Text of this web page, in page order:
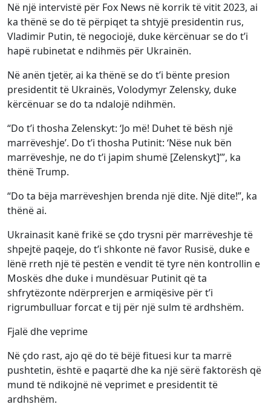
Në një intervistë për Fox News në korrik të vitit 2023, ai
ka thënë se do të përpiqet ta shtyjë presidentin rus,
Vladimir Putin, të negociojë, duke kërcënuar se do t’i
hapë rubinetat e ndihmës për Ukrainën.
Në anën tjetër, ai ka thënë se do t’i bënte presion
presidentit të Ukrainës, Volodymyr Zelensky, duke
kërcënuar se do ta ndalojë ndihmën.
“Do t’i thosha Zelenskyt: ‘Jo më! Duhet të bësh një
marrëveshje’. Do t’i thosha Putinit: ‘Nëse nuk bën
marrëveshje, ne do t’i japim shumë [Zelenskyt]’”, ka
thënë Trump.
“Do ta bëja marrëveshjen brenda një dite. Një dite!”, ka
thënë ai.
Ukrainasit kanë frikë se çdo trysni për marrëveshje të
shpejtë paqeje, do t’i shkonte në favor Rusisë, duke e
lënë rreth një të pestën e vendit të tyre nën kontrollin e
Moskës dhe duke i mundësuar Putinit që ta
shfrytëzonte ndërprerjen e armiqësive për t’i
rigrumbulluar forcat e tij për një sulm të ardhshëm.
Fjalë dhe veprime
Në çdo rast, ajo që do të bëjë fituesi kur ta marrë
pushtetin, është e paqartë dhe ka një sërë faktorësh që
mund të ndikojnë në veprimet e presidentit të
ardhshëm.